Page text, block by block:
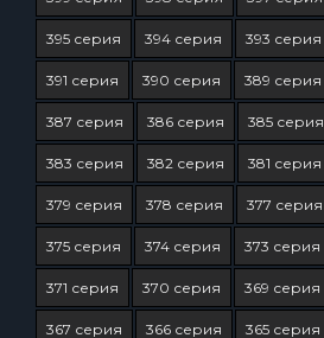
395 серия 394 серия 393 серия
391 серия 390 серия 389 серия
387 серия 386 серия 385 серия
383 серия 382 серия 381 серия
379 серия 378 серия 377 серия
375 серия 374 серия 373 серия
371 серия 370 серия 369 серия
367 серия 366 серия 365 серия